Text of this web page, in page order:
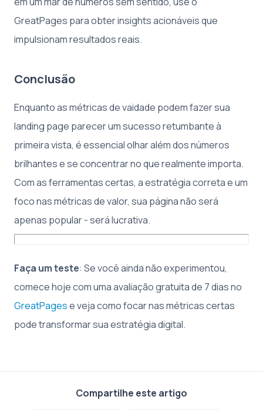
GreatPages para obter insights acionáveis que
impulsionam resultados reais.
Conclusão
Enquanto as métricas de vaidade podem fazer sua
landing page parecer um sucesso retumbante à
primeira vista, é essencial olhar além dos números
brilhantes e se concentrar no que realmente importa.
Com as ferramentas certas, a estratégia correta e um
foco nas métricas de valor, sua página não será
apenas popular - será lucrativa.
Faça um teste: Se você ainda não experimentou,
comece hoje com uma avaliação gratuita de 7 dias no
GreatPagese veja como focar nas métricas certas
pode transformar sua estratégia digital.
Compartilhe este artigo